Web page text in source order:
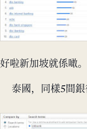
好啦新加坡就係噉
泰國，同樣5間銀